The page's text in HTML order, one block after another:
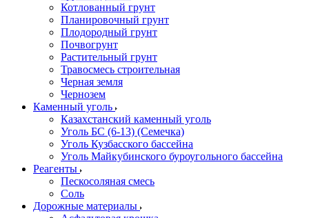
Котлованный грунт
Планировочный грунт
Плодородный грунт
Почвогрунт
Растительный грунт
Травосмесь строительная
Черная земля
Чернозем
Каменный уголь
Казахстанский каменный уголь
Уголь БС (6-13) (Семечка)
Уголь Кузбасского бассейна
Уголь Майкубинского буроугольного бассейна
Реагенты
Пескосоляная смесь
Соль
Дорожные материалы